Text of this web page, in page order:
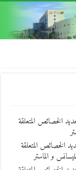
الخصائص المتعلقة
الخصائص المتعلقة
و الماستر